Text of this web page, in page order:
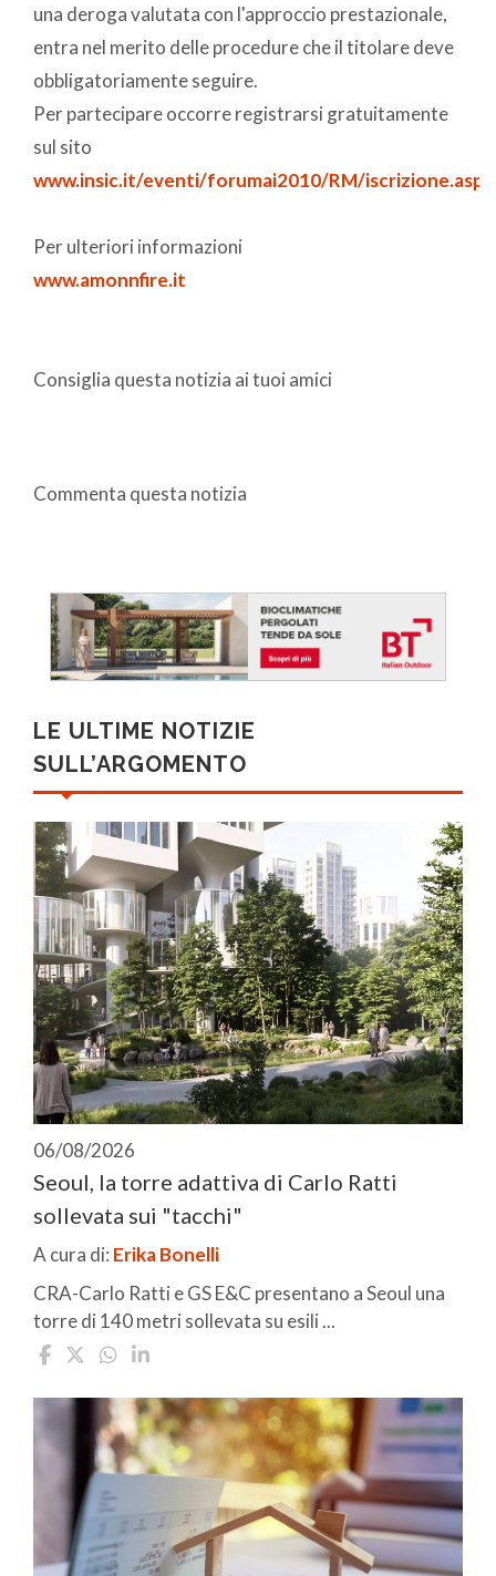
una deroga valutata con l'approccio prestazionale,
entra nel merito delle procedure che il titolare deve
obbligatoriamente seguire.
Per partecipare occorre registrarsi gratuitamente
sul sito
www.insic.it/eventi/forumai2010/RM/iscrizione.asp
Per ulteriori informazioni
www.amonnfire.it
Consiglia questa notizia ai tuoi amici
Commenta questa notizia
LE ULTIME NOTIZIE
SULL’ARGOMENTO
06/08/2026
Seoul, la torre adattiva di Carlo Ratti
sollevata sui "tacchi"
A cura di: Erika Bonelli
CRA-Carlo Ratti e GS E&C presentano a Seoul una
torre di 140 metri sollevata su esili ...